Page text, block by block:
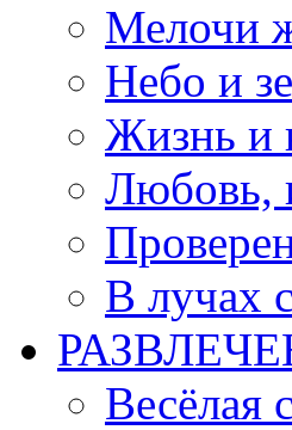
Мелочи
Небо и
Жизнь и
Любовь,
В лучах
Весёлая